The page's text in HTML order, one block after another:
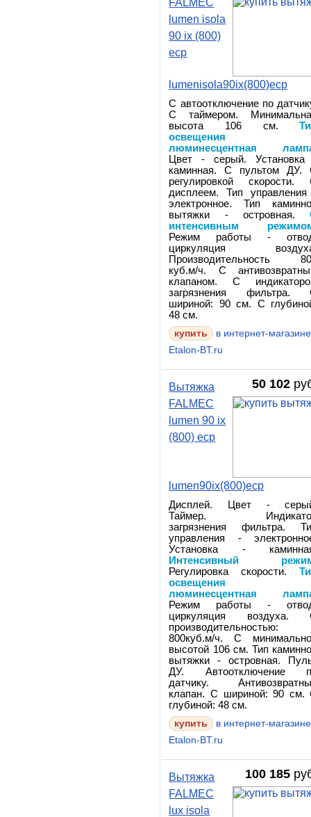
FALMEC
lumen isola
90 ix (800)
ecp
lumenisola90ix(800)ecp
С автоотключение по
С таймером.
высота 106 см.
освещения
люминесцентная
Цвет - серый.
каминная. С пультом ДУ.
регулировкой скорости.
дисплеем. Тип
электронное. Тип
вытяжки - островная.
интенсивным
Режим работы -
циркуляция
Производительность
куб.м/ч. С
клапаном. С
загрязнения фильтра.
шириной: 90 см. С
48 см.
в интернет-магазине
Etalon-BT.ru
50 102
Вытяжка
FALMEC
lumen 90 ix
(800) ecp
lumen90ix(800)ecp
Дисплей. Цвет -
Таймер.
загрязнения фильтра.
управления -
Установка -
Интенсивный
Регулировка скорости.
освещения
люминесцентная
Режим работы -
циркуляция воздуха.
производительностью:
800куб.м/ч. С
высотой 106 см. Тип
вытяжки - островная.
ДУ. Автоотключение
датчику.
клапан. С шириной: 90 см.
глубиной: 48 см.
в интернет-магазине
Etalon-BT.ru
100 185
Вытяжка
FALMEC
lux isola